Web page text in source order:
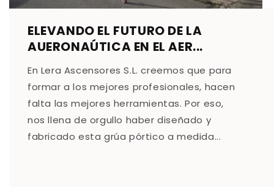
ELEVANDO EL FUTURO DE LA
AUERONAÚTICA EN EL AER...
En Lera Ascensores S.L. creemos que para
formar a los mejores profesionales, hacen
falta las mejores herramientas. Por eso,
nos llena de orgullo haber diseñado y
fabricado esta grúa pórtico a medida...